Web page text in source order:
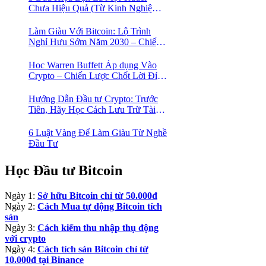
Chưa Hiệu Quả (Từ Kinh Nghiệm
Làm Giàu Với Bitcoin: Lộ Trình
Nghỉ Hưu Sớm Năm 2030 – Chiến
Học Warren Buffett Áp dụng Vào
Crypto – Chiến Lược Chốt Lời Đỉnh
Hướng Dẫn Đầu tư Crypto: Trước
Tiên, Hãy Học Cách Lưu Trữ Tài
6 Luật Vàng Để Làm Giàu Từ Nghề
Đầu Tư
Học Đầu tư Bitcoin
Ngày 1: Sở hữu Bitcoin chỉ từ 50.000đ
Ngày 2: Cách Mua tự động Bitcoin tích
sản
Ngày 3: Cách kiếm thu nhập thụ động
với crypto
Ngày 4: Cách tích sản Bitcoin chỉ từ
10.000đ tại Binance